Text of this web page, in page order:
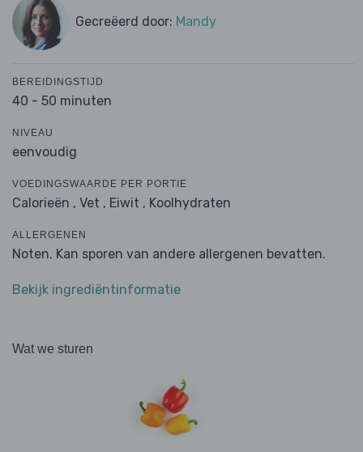
Gecreëerd door: Mandy
BEREIDINGSTIJD
40 - 50 minuten
NIVEAU
eenvoudig
VOEDINGSWAARDE PER PORTIE
Calorieën , Vet , Eiwit , Koolhydraten
ALLERGENEN
Noten. Kan sporen van andere allergenen bevatten.
Bekijk ingrediëntinformatie
Wat we sturen